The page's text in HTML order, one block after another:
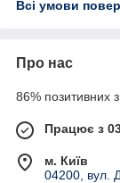
Всі умови
Про нас
86% позитивних з
Працює з
м. Київ
04200, вул.